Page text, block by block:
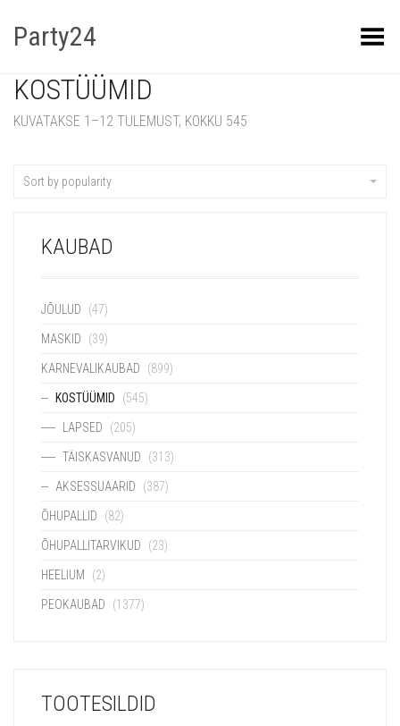
Party24 Kuva menüü
KOSTÜÜMID
KUVATAKSE 1–12 TULEMUST, KOKKU 545
Sort by popularity
KAUBAD
JÕULUD (47)
MASKID (39)
KARNEVALIKAUBAD (899)
KOSTÜÜMID (545)
LAPSED (205)
TÄISKASVANUD (313)
AKSESSUAARID (387)
ÕHUPALLID (82)
ÕHUPALLITARVIKUD (23)
HEELIUM (2)
PEOKAUBAD (1377)
TOOTESILDID